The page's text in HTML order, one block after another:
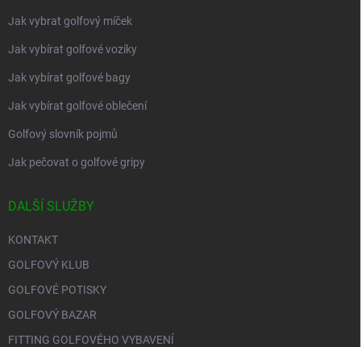
Jak vybrat golfový míček
Jak vybírat golfové vozíky
Jak vybírat golfové bagy
Jak vybírat golfové oblečení
Golfový slovník pojmů
Jak pečovat o golfové gripy
DALŠÍ SLUŽBY
KONTAKT
GOLFOVÝ KLUB
GOLFOVÉ POTISKY
GOLFOVÝ BAZAR
FITTING GOLFOVÉHO VYBAVENÍ